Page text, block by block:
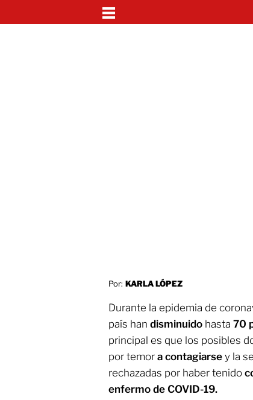
Por: KARLA LÓPEZ
Durante la epidemia de
país han disminuido hasta 70
principal es que los posibles
por temor a contagiarse y la
rechazadas por haber tenido
enfermo de COVID-19.